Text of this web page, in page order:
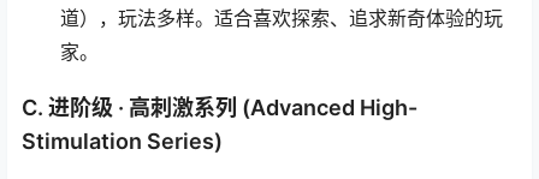
道），玩法多样。适合喜欢探索、追求新奇体验的玩
家。
C. 进阶级 · 高刺激系列 (Advanced High-
Stimulation Series)